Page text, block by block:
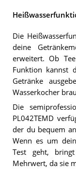
Die
deine
erweitert. Ob
Funktion kannst
Getränke
Wasserkocher
Die
PL042TEMD
der du bequem
Wenn es um
Test geht,
Mehrwert, da sie